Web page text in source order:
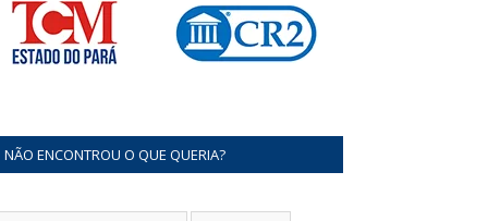
NÃO ENCONTROU O QUE QUERIA?